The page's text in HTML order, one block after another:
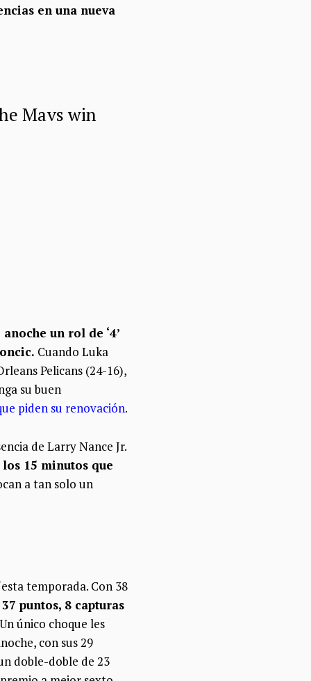
en una nueva
Mavs win
un rol de ‘4’
Cuando Luka
Pelicans (24-16),
su buen
piden su renovación.
de Larry Nance Jr.
15 minutos que
a tan solo un
temporada. Con 38
puntos, 8 capturas
único choque les
con sus 29
doble-doble de 23